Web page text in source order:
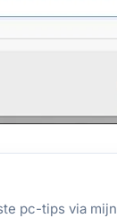
pc-tips via mijn